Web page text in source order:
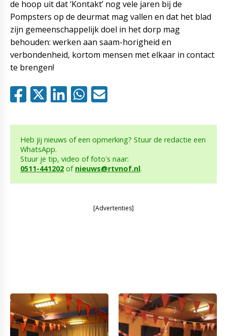
de hoop uit dat ‘Kontakt’ nog vele jaren bij de
Pompsters op de deurmat mag vallen en dat het blad
zijn gemeenschappelijk doel in het dorp mag
behouden: werken aan saam-horigheid en
verbondenheid, kortom mensen met elkaar in contact
te brengen!
Heb jij nieuws of een opmerking? Stuur de redactie een
WhatsApp.
Stuur je tip, video of foto's naar:
0511-441202 of nieuws@rtvnof.nl.
[Advertenties]